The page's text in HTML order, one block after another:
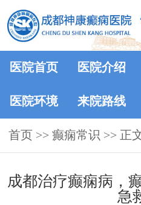
医院首页 医院介绍
医院环境 来院路线
首页 >> 癫痫常识 >> 正
成都治疗癫痫病，
急